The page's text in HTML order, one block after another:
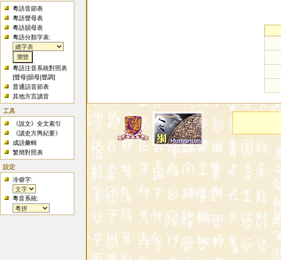
粵語音節表
粵語聲母表
粵語韻母表
粵語分類字表:
粵語注音系統對照表
[聲母 |韻母 |聲調]
普通話音節表
其他方言讀音
工具
《說文》全文索引
《讀史方輿紀要》
成語彙輯
繁簡對照表
設定
冷僻字:
粵音系統: